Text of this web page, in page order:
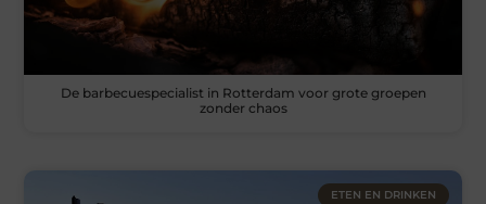
De barbecuespecialist in Rotterdam voor grote groepen
zonder chaos
ETEN EN DRINKEN